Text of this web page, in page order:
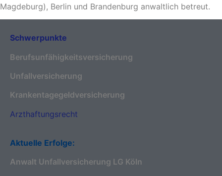
Magdeburg), Berlin und Brandenburg anwaltlich betreut.
Schwerpunkte
Berufsunfähigkeitsversicherung
Unfallversicherung
Krankentagegeldversicherung
Arzthaftungsrecht
Aktuelle Erfolge:
Anwalt Unfallversicherung LG Köln